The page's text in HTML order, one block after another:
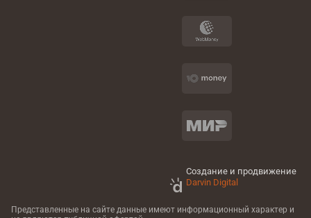
Создание и продвижение
Darvin Digital
Представленные на сайте данные имеют информационный характер и